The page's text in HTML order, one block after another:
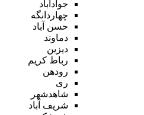
جوادآباد
چهاردانگه
حسن آباد
دماوند
دیزین
رباط کریم
رودهن
ری
شاهدشهر
شریف آباد